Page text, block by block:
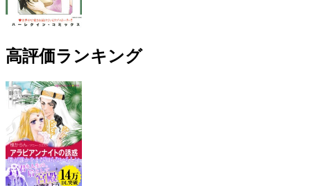
高評価ランキング